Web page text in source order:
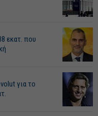
εκατ. που
για το